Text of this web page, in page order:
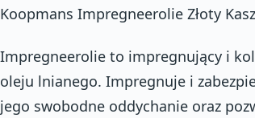
Koopmans Impregneerolie Złoty
Impregneerolie to impregnujący i
oleju lnianego. Impregnuje i
jego swobodne oddychanie oraz